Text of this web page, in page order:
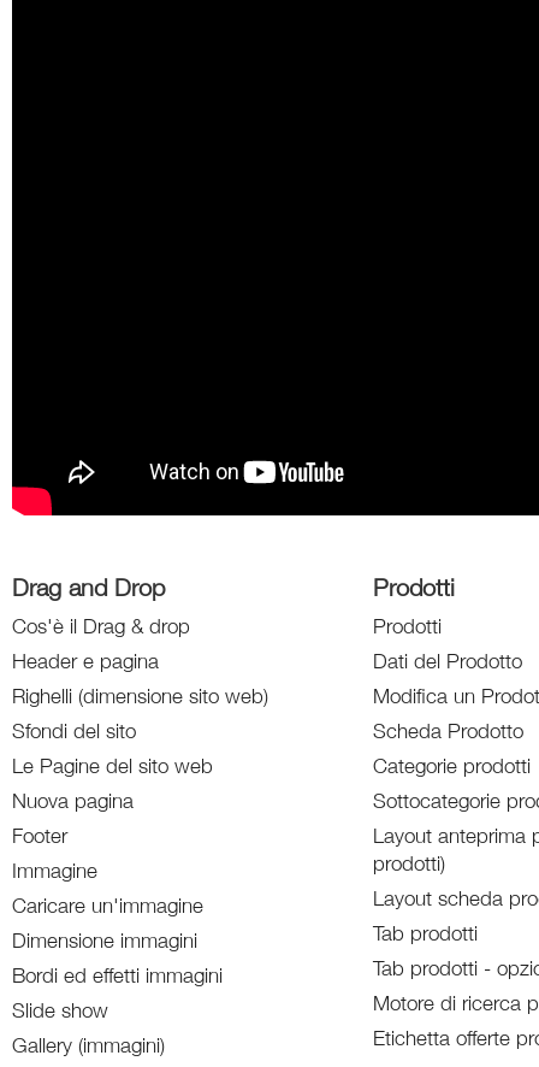
Drag and Drop
Cos'è il Drag & drop
Header e pagina
Righelli (dimensione sito web)
Sfondi del sito
Le Pagine del sito web
Nuova pagina
Footer
Immagine
Caricare un'immagine
Dimensione immagini
Bordi ed effetti immagini
Slide show
Gallery (immagini)
Prodotti
Prodotti
Dati del Prodotto
Modifica un
Scheda Prodotto
Categorie prodotti
Sottocategorie
Layout anteprima
prodotti)
Layout scheda
Tab prodotti
Tab prodotti -
Motore di ricerca
Etichetta offerte